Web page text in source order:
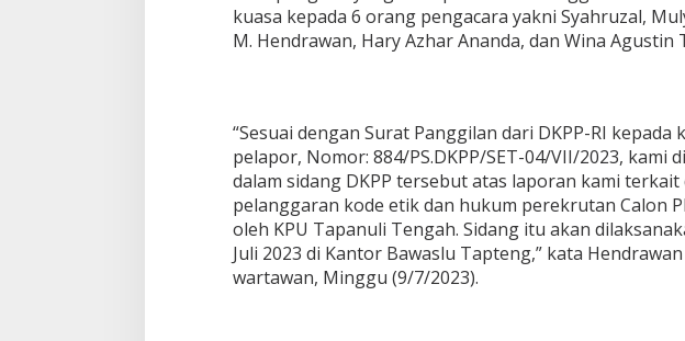
kuasa kepada 6 orang pengacara yakni Syahruzal,
M. Hendrawan, Hary Azhar Ananda, dan Wina Agustin
“Sesuai dengan Surat Panggilan dari DKPP-RI kepada
pelapor, Nomor: 884/PS.DKPP/SET-04/VII/2023, kami
dalam sidang DKPP tersebut atas laporan kami terkait
pelanggaran kode etik dan hukum perekrutan Calon
oleh KPU Tapanuli Tengah. Sidang itu akan
Juli 2023 di Kantor Bawaslu Tapteng,” kata
wartawan, Minggu (9/7/2023).